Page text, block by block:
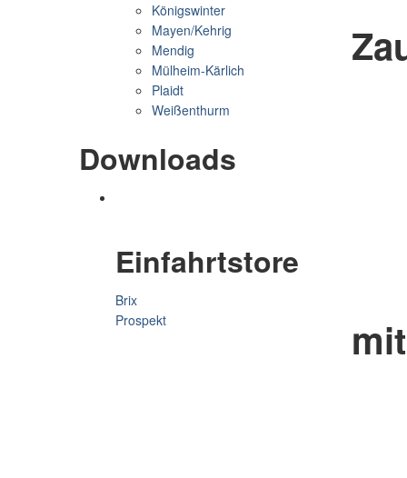
Königswinter
Mayen/Kehrig
Mendig
Mülheim-Kärlich
Plaidt
Weißenthurm
Downloads
Einfahrtstore
Brix
Prospekt